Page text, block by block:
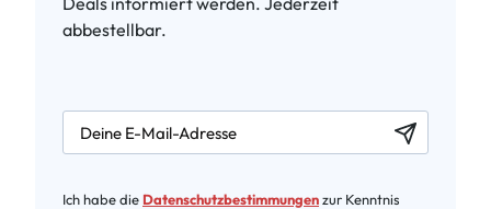
abbestellbar.
newsletter.labelEmail
Ich habe die Datenschutzbestimmungenzur Kenntnis